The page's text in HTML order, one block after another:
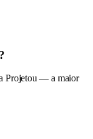
Projetou — a maior